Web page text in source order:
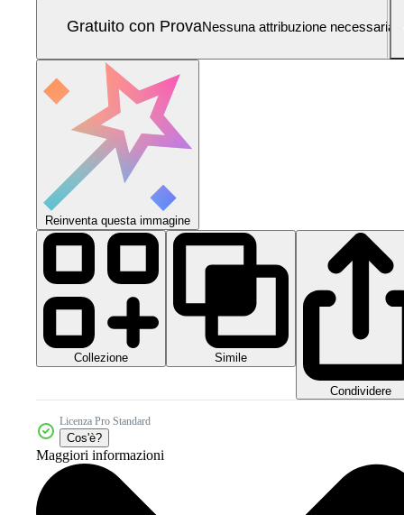
Gratuito con ProvaNessuna attribuzione necessaria
Reinventa questa immagine
Collezione Simile
Condividere
Licenza Pro Standard
Cos'è?
Maggiori informazioni